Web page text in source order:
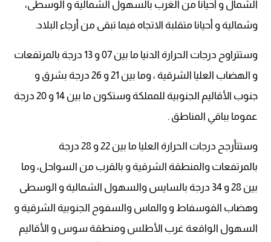
الشمال و أحيانا من الغرب بالسهول الشمالية و الوسطى،
وشمالية و أحيانا متقلبة الاتجاه فيما تبقى من أرجاء البلاد.
وستتراوح درجات الحرارة الدنيا ما بين 07 و 13 درجة بالمرتفعات
و الهضاب العليا الشرقية ، وما بين 21 و 26 درجة بشرق و
جنوب الأقاليم الجنوبية للمملكة وستكون ما بين 14 و 20 درجة
عموما بباقي المناطق .
وستتأرجح درجات الحرارة العليا ما بين 22 و 28 درجة
بالمرتفعات والمنطقة الشرقية و بالقرب من السواحل، وما
بين 28 و 34 درجة بالسايس والسهول الشمالية و الوسطى
وهضاب الفوسفاط و والماس والسفوح الجنوبية الشرقية و
السهول الواقعة غرب الأطلس ومنطقة سوس و الأقاليم